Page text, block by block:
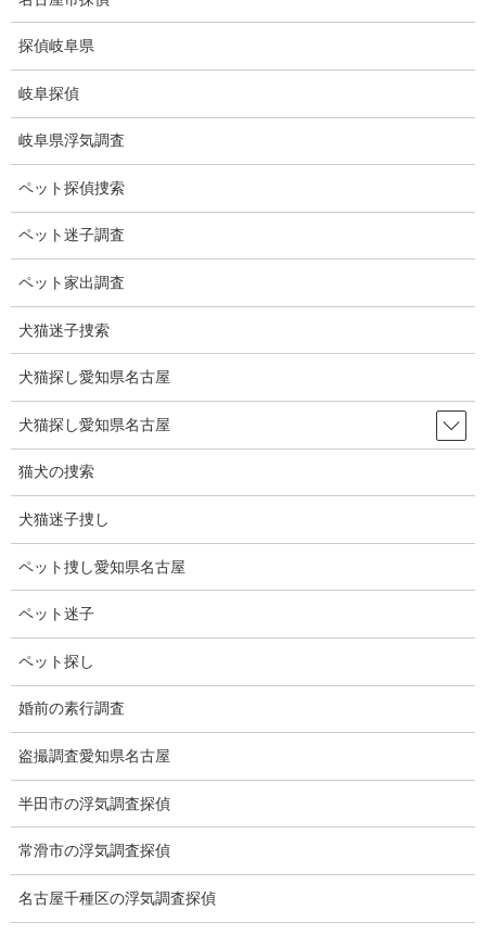
に
動
ョ
に
動
探偵京都浮気調査
HOME 探偵京都浮気調査
探偵京都浮気調査
京都の探偵、浮
気調査は愛知名
古屋の探偵社未
来リサーチにお
当社は信義則を
なってお客様の
お気持ちに寄り
調査においては迅速・丁寧な対応に心がけております。
おひとりで問題を抱え込まず、まずはお気軽にご相談ください。
無料相談専用電話 10:00～17:00〔不定休〕
070-2678-3739
営業電話・非通知電話・公衆電話等お断り
探偵岐阜県
岐阜探偵
岐阜県浮気調査
ペット探偵捜索
ペット迷子調査
ペット家出調査
犬猫迷子捜索
犬猫探し愛知県名古屋
犬猫探し愛知県名古屋
猫犬の捜索
犬猫迷子捜し
ペット捜し愛知県名古屋
ペット迷子
ペット探し
婚前の素行調査
盗撮調査愛知県名古屋
半田市の浮気調査探偵
常滑市の浮気調査探偵
名古屋千種区の浮気調査探偵